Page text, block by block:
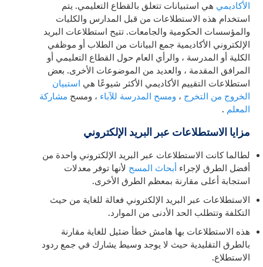
الأكاديمي هي استبيانات تتعلق بالقطاع التعليمي. يتم
استخدام هذه الاستطلاعات من قبل المدارس والكليات
والمؤسسات الحكومية والجامعات. تتيح استطلاعات البريد
الإلكتروني الأكاديمية جمع البيانات من الطلاب أو موظفي
الكلية أو المدرسة ، والرأي العام حول القطاع التعليمي أو
المرافق المقدمة ، والعديد من الموضوعات الأخرى. بعض
استطلاعات التقييم الأكاديمي الأكثر شيوعًا هي استبيان
الخروج من التخرج ، ومسح المدرسة للآباء ، ومسح مشاركة
المعلم .
مزايا الاستطلاعات عبر البريد الإلكتروني
لطالما كانت الاستطلاعات عبر البريد الإلكتروني واحدة من
أفضل الطرق لإجراء أبحاث المسح لأنها توفر معدلات
استجابة أعلى مقارنة بمعظم الطرق الأخرى.
الاستطلاعات عبر البريد الإلكتروني فعالة للغاية من حيث
التكلفة وتتطلب الحد الأدنى من الموارد.
هذه الاستطلاعات بها هامش خطأ ضئيل للغاية مقارنة
بالطرق التقليدية حيث لا يوجد وسيط يشارك في جمع ردود
الاستطلاع.